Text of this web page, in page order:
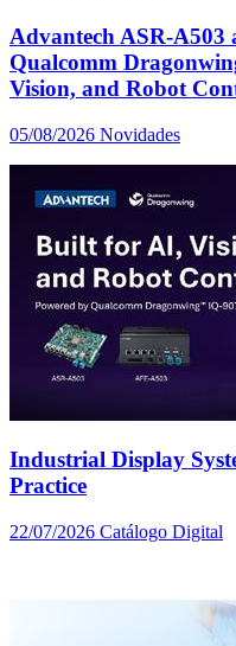
Advantech ASR-A503
Qualcomm
Vision, and Robot
05/08/2026 Novidades
Industrial Display
Practice
22/07/2026 Catálogo Digital